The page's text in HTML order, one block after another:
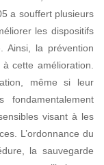
a souffert plusieurs
les dispositifs
Ainsi, la prévention
cette amélioration.
même si leur
visant à les
L’ordonnance du
la sauvegarde